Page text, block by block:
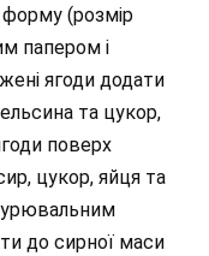
форму (розмір
папером і
ягоди додати
та цукор,
поверх
цукор, яйця та
до сирної маси